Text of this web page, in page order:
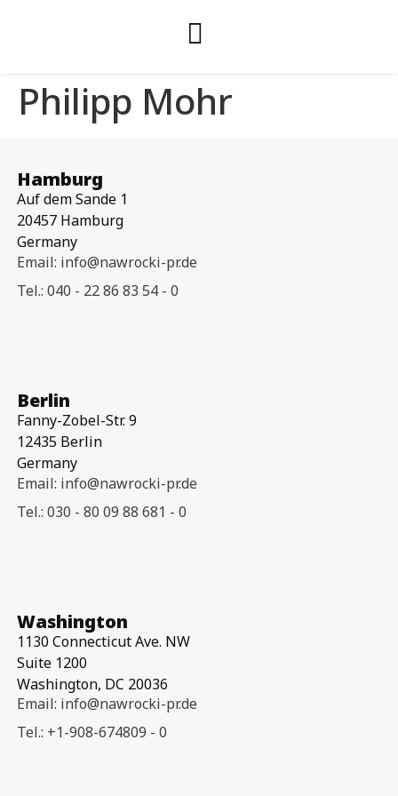
Philipp Mohr
Hamburg
Auf dem Sande 1
20457 Hamburg
Germany
Email: info@nawrocki-pr.de
Tel.: 040 - 22 86 83 54 - 0
Berlin
Fanny-Zobel-Str. 9
12435 Berlin
Germany
Email: info@nawrocki-pr.de
Tel.: 030 - 80 09 88 681 - 0
Washington
1130 Connecticut Ave. NW
Suite 1200
Washington, DC 20036
Email: info@nawrocki-pr.de
Tel.: +1-908-674809 - 0